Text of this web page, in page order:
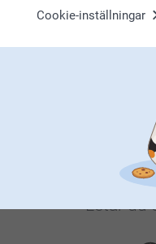
Cookie-inställningar
Bonus
Letar du